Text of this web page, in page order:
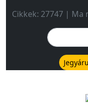
Cikkek: 27747 | Ma